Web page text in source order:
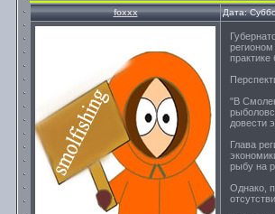
foxxx Дата:
практике
"В
довести
Глава
рыбу на
Однако,